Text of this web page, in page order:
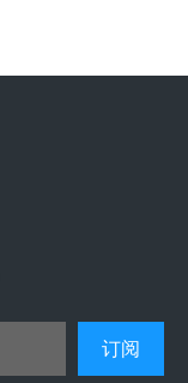
订阅